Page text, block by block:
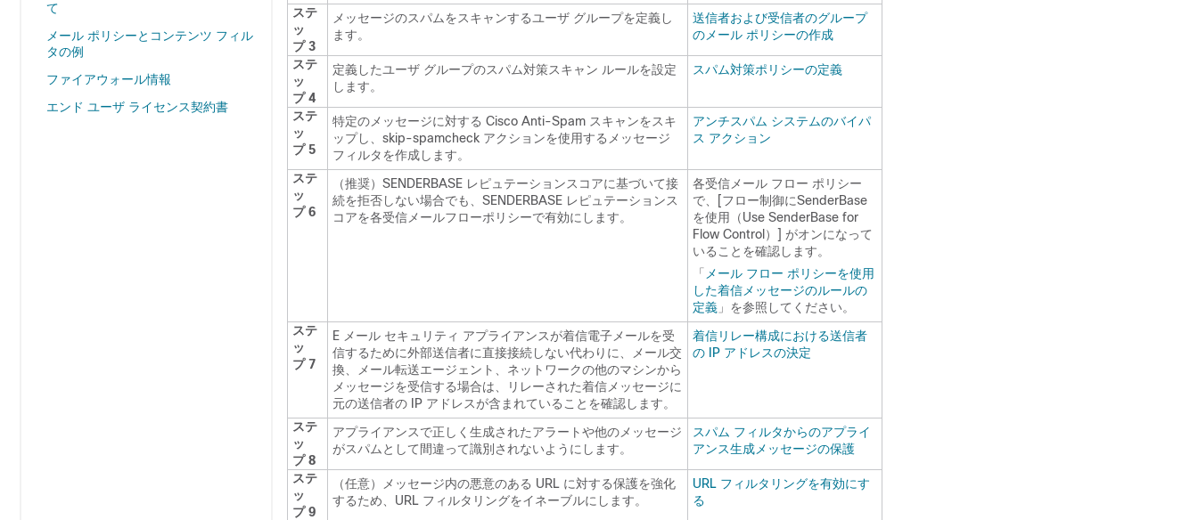
て
メール ポリシーとコンテンツ フィル
タの例
ファイアウォール情報
エンド ユーザ ライセンス契約書
ステ
ッ
プ 3
メッセージのスパムをスキャンするユーザ グループを定義し
ます。
送信者および受信者のグループ
のメール ポリシーの作成
ステ
ッ
プ 4
定義したユーザ グループのスパム対策スキャン ルールを設定
します。
スパム対策ポリシーの定義
ステ
ッ
プ 5
特定のメッセージに対する Cisco Anti-Spam スキャンをスキ
ップし、skip-spamcheck アクションを使用するメッセージ
フィルタを作成します。
アンチスパム システムのバイパ
ス アクション
ステ
ッ
プ 6
（推奨） SENDERBASE レピュテーションスコアに基づいて接
続を拒否しない場合でも、 SENDERBASE レピュテーションス
コアを各受信メールフローポリシーで有効にします。
各受信メール フロー ポリシー
で、[フロー制御にSenderBase
を使用（Use SenderBase for
Flow Control）] がオンになって
いることを確認します。
「 メール フロー ポリシーを使用
した着信メッセージのルールの
定義 」を参照してください。
ステ
ッ
プ 7
E メール セキュリティ アプライアンスが着信電子メールを受
信するために外部送信者に直接接続しない代わりに、メール交
換、メール転送エージェント、ネットワークの他のマシンから
メッセージを受信する場合は、リレーされた着信メッセージに
元の送信者の IP アドレスが含まれていることを確認します。
着信リレー構成における送信者
の IP アドレスの決定
ステ
ッ
プ 8
アプライアンスで正しく生成されたアラートや他のメッセージ
がスパムとして間違って識別されないようにします。
スパム フィルタからのアプライ
アンス生成メッセージの保護
ステ
ッ
プ 9
（任意）メッセージ内の悪意のある URL に対する保護を強化
するため、URL フィルタリングをイネーブルにします。
URL フィルタリングを有効にす
る